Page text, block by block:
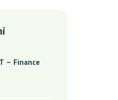
– Finance